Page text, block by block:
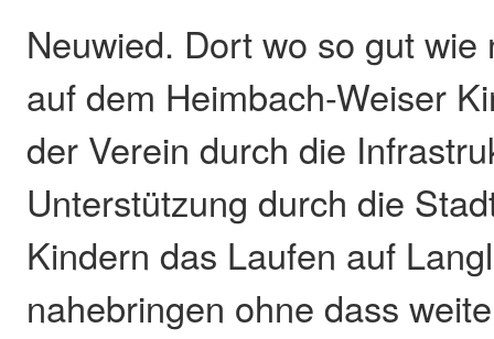
Neuwied. Dort wo so gut
auf dem Heimbach-Weiser
der Verein durch die
Unterstützung durch die
Kindern das Laufen auf
nahebringen ohne dass